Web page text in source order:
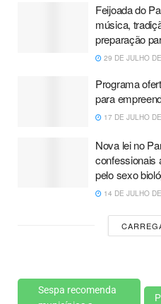
Feijoada do
música,
preparação
29 DE JULHO
Programa
para
17 DE JULHO
Nova lei no
confessionais
pelo sexo
14 DE JULHO
Sespa recomenda